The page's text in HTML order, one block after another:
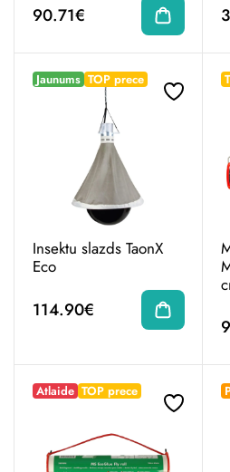
90.71€
Jaunums TOP prece
Insektu slazds TaonX
Eco
114.90€
Atlaide TOP prece